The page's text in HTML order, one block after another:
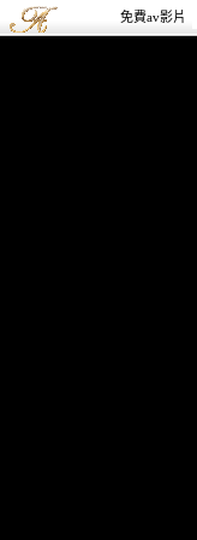
免費av影片